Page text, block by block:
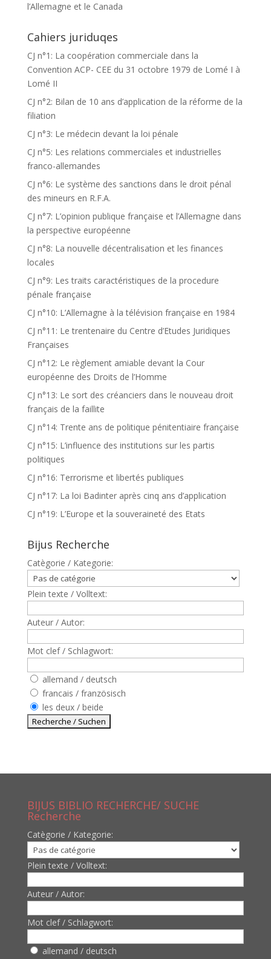
l’Allemagne et le Canada
Cahiers juriduqes
CJ n°1: La coopération commerciale dans la
Convention ACP- CEE du 31 octobre 1979 de Lomé I à
Lomé II
CJ n°2: Bilan de 10 ans d’application de la réforme de la
filiation
CJ n°3: Le médecin devant la loi pénale
CJ n°5: Les relations commerciales et industrielles
franco-allemandes
CJ n°6: Le système des sanctions dans le droit pénal
des mineurs en R.F.A.
CJ n°7: L’opinion publique française et l’Allemagne dans
la perspective européenne
CJ n°8: La nouvelle décentralisation et les finances
locales
CJ n°9: Les traits caractéristiques de la procedure
pénale française
CJ n°10: L’Allemagne à la télévision française en 1984
CJ n°11: Le trentenaire du Centre d’Etudes Juridiques
Françaises
CJ n°12: Le règlement amiable devant la Cour
européenne des Droits de l’Homme
CJ n°13: Le sort des créanciers dans le nouveau droit
français de la faillite
CJ n°14: Trente ans de politique pénitentiaire française
CJ n°15: L’influence des institutions sur les partis
politiques
CJ n°16: Terrorisme et libertés publiques
CJ n°17: La loi Badinter après cinq ans d’application
CJ n°19: L’Europe et la souveraineté des Etats
Bijus Recherche
Catègorie / Kategorie:
Plein texte / Volltext:
Auteur / Autor:
Mot clef / Schlagwort:
allemand / deutsch
francais / französisch
les deux / beide
BIJUS BIBLIO RECHERCHE/ SUCHE
Recherche
Catègorie / Kategorie:
Plein texte / Volltext:
Auteur / Autor:
Mot clef / Schlagwort:
allemand / deutsch